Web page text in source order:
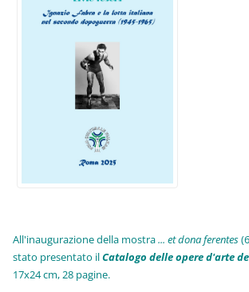
All'inaugurazione della mostra... et dona ferentes
stato presentato ilCatalogo delle opere d'arte
17x24 cm, 28 pagine.